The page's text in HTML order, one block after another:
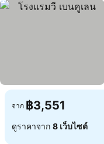
จาก ฿3,551
ดูราคาจาก 8 เว็บไซต์